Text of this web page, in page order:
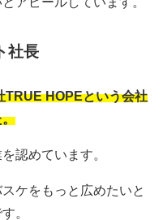
社長
TRUE HOPEという会社
。
認めています。
ケをもっと広めたいと
。